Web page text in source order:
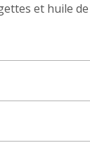
et huile